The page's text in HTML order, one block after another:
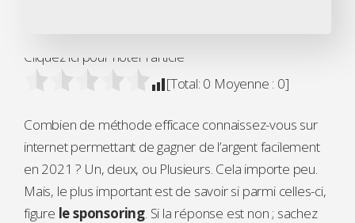
Cliquez ici pour noter l'article
[Total: 0 Moyenne : 0]
Combien de méthode efficace connaissez-vous sur
internet permettant de gagner de l’argent facilement
en 2021 ? Un, deux, ou Plusieurs. Cela importe peu.
Mais, le plus important est de savoir si parmi celles-ci,
figure le sponsoring. Si la réponse est non ; sachez